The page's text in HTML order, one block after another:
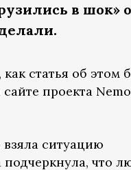
в шок»
статья об этом
проекта
взяла ситуацию
что